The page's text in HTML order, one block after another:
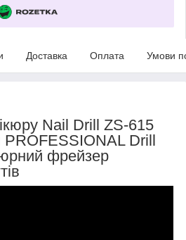
Доставка Оплата Умови
Nail Drill ZS-615
Drill
фрейзер